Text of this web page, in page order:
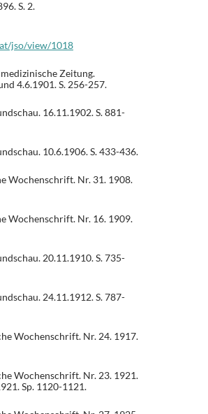
S. 2.
jso/view/1018
Zeitung.
4.6.1901. S. 256-257.
16.11.1902. S. 881-
10.6.1906. S. 433-436.
Wochenschrift. Nr. 31. 1908.
Wochenschrift. Nr. 16. 1909.
20.11.1910. S. 735-
24.11.1912. S. 787-
Wochenschrift. Nr. 24. 1917.
Wochenschrift. Nr. 23. 1921.
Sp. 1120-1121.